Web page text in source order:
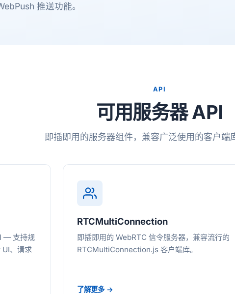
推送功能。
API
可用服务器 API
即插即用的服务器组件，兼容广泛使用的客户端
— 支持规
UI、请求
RTCMultiConnection
即插即用的 WebRTC 信令服务器，兼容流行的
RTCMultiConnection.js 客户端库。
了解更多 →